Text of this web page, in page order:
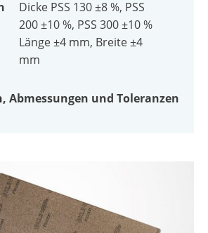
Dicke PSS 130 ±8 %, PSS
200 ±10 %, PSS 300 ±10 %
Länge ±4 mm, Breite ±4
mm
Abmessungen und Toleranzen